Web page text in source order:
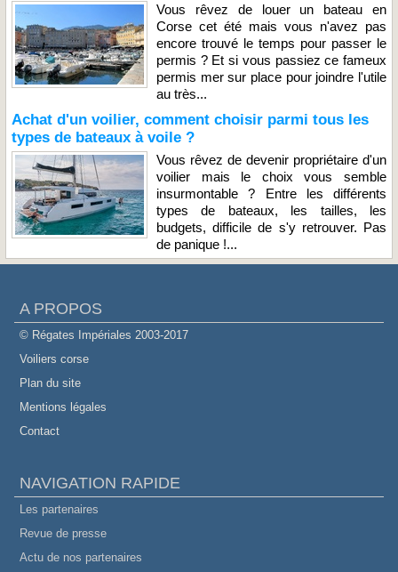
Vous rêvez de louer un bateau en
Corse cet été mais vous n'avez pas
encore trouvé le temps pour passer le
permis ? Et si vous passiez ce fameux
permis mer sur place pour joindre l'utile
au très...
Achat d'un voilier, comment choisir parmi tous les
types de bateaux à voile ?
Vous rêvez de devenir propriétaire d'un
voilier mais le choix vous semble
insurmontable ? Entre les différents
types de bateaux, les tailles, les
budgets, difficile de s'y retrouver. Pas
de panique !...
A PROPOS
© Régates Impériales 2003-2017
Voiliers corse
Plan du site
Mentions légales
Contact
NAVIGATION RAPIDE
Les partenaires
Revue de presse
Actu de nos partenaires